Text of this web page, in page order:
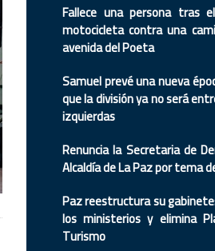
Fallece una persona tras
motocicleta contra una
avenida del Poeta
Samuel prevé una nueva
que la división ya no será
izquierdas
Renuncia la Secretaria de
Alcaldía de La Paz por tema
Paz reestructura su
los ministerios y elimina
Turismo